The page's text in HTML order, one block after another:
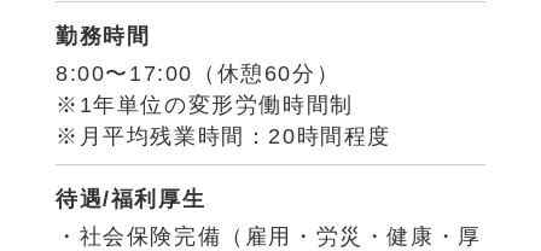
勤務時間
8:00〜17:00（休憩60分）
※1年単位の変形労働時間制
※月平均残業時間：20時間程度
待遇/福利厚生
・社会保険完備（雇用・労災・健康・厚